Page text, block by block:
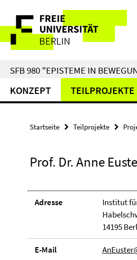
direkt
Inhalt
Service-
Navigation
SFB 980 "EPISTEME IN
KONZEPT TEILPROJEKTE
Startseite Teilprojekte
Prof. Dr. Anne
Adresse
Institut
14195
E-Mail